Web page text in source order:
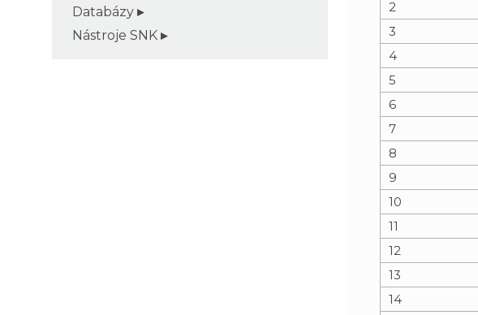
Databázy
Nástroje SNK
2
3
4
5
6
7
8
9
10
11
12
13
14